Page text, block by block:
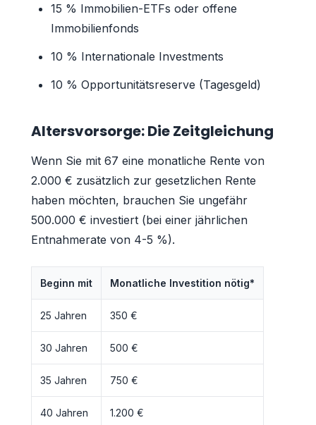
15 % Immobilien-ETFs oder offene
Immobilienfonds
10 % Internationale Investments
10 % Opportunitätsreserve (Tagesgeld)
Altersvorsorge: Die Zeitgleichung
Wenn Sie mit 67 eine monatliche Rente von
2.000 € zusätzlich zur gesetzlichen Rente
haben möchten, brauchen Sie ungefähr
500.000 € investiert (bei einer jährlichen
Entnahmerate von 4-5 %).
Beginn mit Monatliche Investition nötig*
25 Jahren 350 €
30 Jahren 500 €
35 Jahren 750 €
40 Jahren 1.200 €